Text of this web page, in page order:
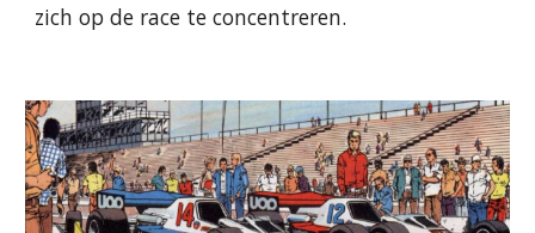
zich op de race te concentreren.